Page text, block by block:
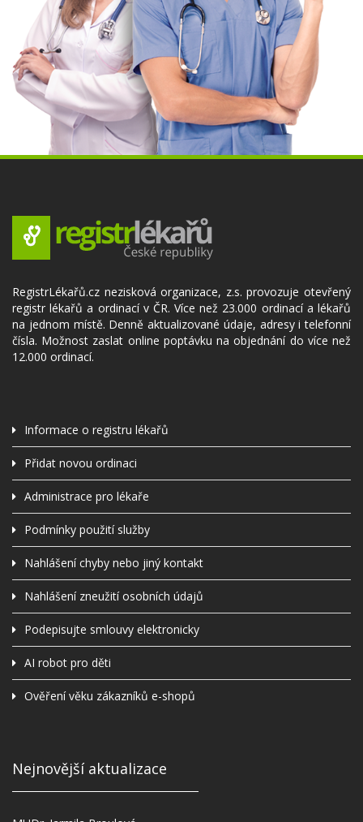
RegistrLékařů.cz nezisková organizace, z.s. provozuje otevřený
registr lékařů a ordinací v ČR. Více než 23.000 ordinací a lékařů
na jednom místě. Denně aktualizované údaje, adresy i telefonní
čísla. Možnost zaslat online poptávku na objednání do více než
12.000 ordinací.
Informace o registru lékařů
Přidat novou ordinaci
Administrace pro lékaře
Podmínky použití služby
Nahlášení chyby nebo jiný kontakt
Nahlášení zneužití osobních údajů
Podepisujte smlouvy elektronicky
AI robot pro děti
Ověření věku zákazníků e-shopů
Nejnovější aktualizace